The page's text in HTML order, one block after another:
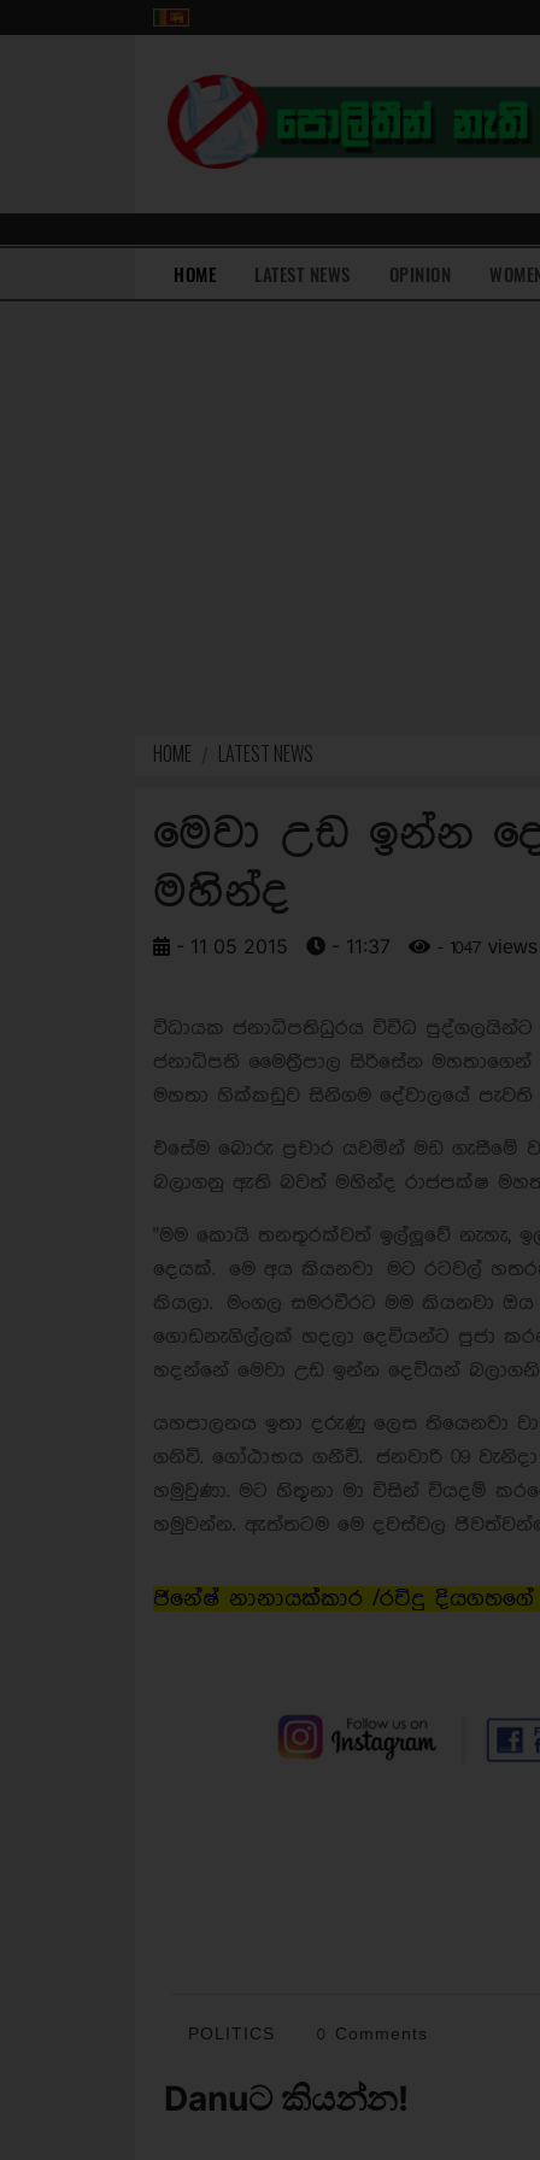
HOME(current)LATEST NEWS OPINION
HOME LATEST NEWS
මෙවා උඩ ඉන්න
මහින්ද
- 11 05 2015 - 11:37 - 1047 views
විධායක ජනාධිපතිධුරය විවිධ
ජනාධිපති මෛත්‍රීපාල සිරිසේන
මහතා හික්කඩුව සිනිගම දේවාලයේ
එසේම බොරු ප්‍රචාර යවමින් මඩ ගැසීමේ
බලාගනු ඇති බවත් මහින්ද රාජපක්ෂ
"මම කොයි තනතූරක්වත් ඉල්ලූවේ නැහැ,
දෙයක්. මෙ අය කියනවා මට රටවල්
කියලා. මංගල සමරවීරට මම කියනවා
ගොඩනැගිල්ලක් හදලා දෙවියන්ට පුජා
හදන්නේ මෙවා උඩ ඉන්න දෙවියන්
යහපාලනය ඉතා දරුණු ලෙස තියෙනවා
ගනිවි. ගෝඨාභය ගනීවි. ජනවාරි 09
හමුවුණා. මට හිතූනා මා විසින් වියදම්
හමුවන්න. ඇත්තටම මෙ දවස්වල
ජිනේෂ් නානායක්කාර /රවිදු දියගහගේ /
POLITICS 0 Comments